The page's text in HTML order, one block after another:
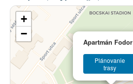
Apartmán Fodor
Plánovanie
trasy
+
−